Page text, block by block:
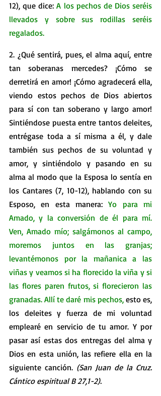
12), que dice: A los pechos de Dios seréis
llevados y sobre sus rodillas seréis
regalados.
2. ¿Qué sentirá, pues, el alma aquí, entre
tan soberanas mercedes? ¡Cómo se
derretirá en amor! ¡Cómo agradecerá ella,
viendo estos pechos de Dios abiertos
para sí con tan soberano y largo amor!
Sintiéndose puesta entre tantos deleites,
entrégase toda a sí misma a él, y dale
también sus pechos de su voluntad y
amor, y sintiéndolo y pasando en su
alma al modo que la Esposa lo sentía en
los Cantares (7, 10-12), hablando con su
Esposo, en esta manera: Yo para mi
Amado, y la conversión de él para mí.
Ven, Amado mío; salgámonos al campo,
moremos juntos en las granjas;
levantémonos por la mañanica a las
viñas y veamos si ha florecido la viña y si
las flores paren frutos, si florecieron las
granadas. Allí te daré mis pechos, esto es,
los deleites y fuerza de mi voluntad
emplearé en servicio de tu amor. Y por
pasar así estas dos entregas del alma y
Dios en esta unión, las refiere ella en la
siguiente canción. (San Juan de la Cruz.
Cántico espiritual B 27,1-2).